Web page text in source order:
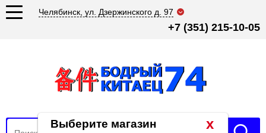
Челябинск, ул. Дзержинского д. 97
+7 (351) 215-10-05
x
Выберите магазин